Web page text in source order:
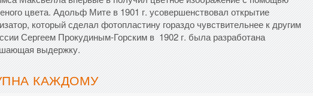
цвета. Адольф Мите в 1901 г. усовершенствовал открытие
который сделал фотопластину гораздо чувствительнее к другим
Сергеем Прокудиным-Горским в 1902 г. была разработана
выдержку.
КАЖДОМУ